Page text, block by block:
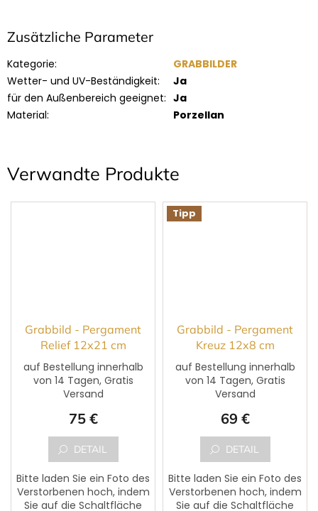
Verwandte Produkte
Grabbild - Pergament
Relief 12x21 cm
durchschnittliche
Sternen.
auf Bestellung innerhalb
von 14 Tagen, Gratis
Versand
75 €
DETAIL
Bitte laden Sie ein Foto des
Verstorbenen hoch, indem
Sie auf die Schaltfläche
Tipp
Grabbild - Pergament
Kreuz 12x8 cm
auf Bestellung innerhalb
von 14 Tagen, Gratis
Versand
69 €
DETAIL
Bitte laden Sie ein Foto des
Verstorbenen hoch, indem
Sie auf die Schaltfläche
Zusätzliche Parameter
Kategorie:
GRABBILDER
Wetter- und UV-Beständigkeit:
Ja
für den Außenbereich geeignet: Ja
Material: Porzellan